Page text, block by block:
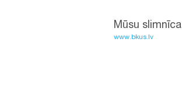
Mūsu slimnīca
www.bkus.lv